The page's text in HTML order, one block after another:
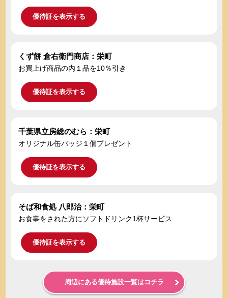
優待証を表示する
くず餅 倉右衛門商店：栄町
お買上げ商品の内１品を10％引き
優待証を表示する
千葉県立房総のむら：栄町
オリジナル缶バッジ１個プレゼント
優待証を表示する
そば和食処 八郎治：栄町
お食事をされた方にソフトドリンク1杯サービス
優待証を表示する
周辺にある優待施設一覧はコチラ